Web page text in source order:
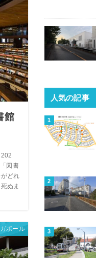
館
図書
どれ
ぬま
ポール
人気の記事